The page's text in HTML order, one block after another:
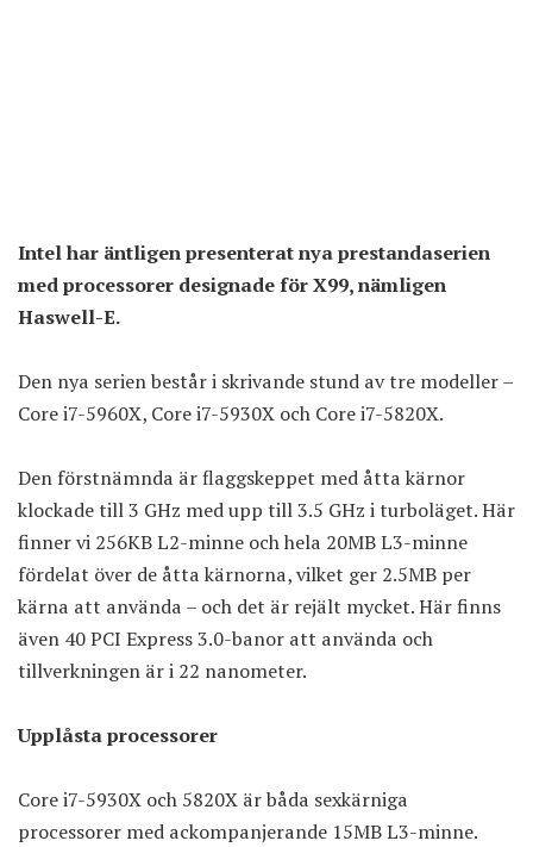
Intelhar äntligen presenterat nya prestandaserien
med processorer designade för X99, nämligen
Haswell-E.
Den nya serien består i skrivande stund av tre modeller –
Core i7-5960X, Core i7-5930X och Core i7-5820X.
Den förstnämnda är flaggskeppet med åtta kärnor
klockade till 3 GHz med upp till 3.5 GHz i turboläget. Här
finner vi 256KB L2-minne och hela 20MB L3-minne
fördelat över de åtta kärnorna, vilket ger 2.5MB per
kärna att använda – och det är rejält mycket. Här finns
även 40 PCI Express 3.0-banor att använda och
tillverkningen är i 22 nanometer.
Upplåsta processorer
Core i7-5930X och 5820X är båda sexkärniga
processorer med ackompanjerande 15MB L3-minne.